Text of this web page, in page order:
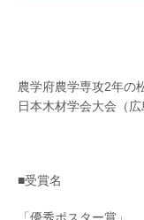
農学府農学専攻2年の
日本木材学会大会（
■受賞名